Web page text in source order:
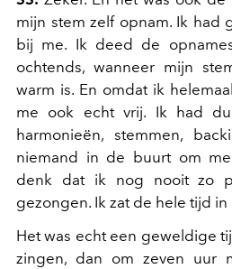
mijn stem zelf opnam. Ik had
bij me. Ik deed de
ochtends, wanneer mijn
warm is. En omdat ik
me ook echt vrij. Ik had
harmonieën, stemmen,
niemand in de buurt om
denk dat ik nog nooit zo
gezongen. Ik zat de hele tijd
Het was echt een geweldige
zingen, dan om zeven uur